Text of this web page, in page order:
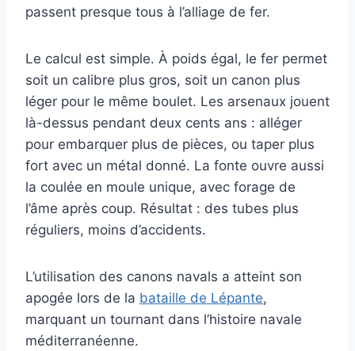
passent presque tous à l’alliage de fer.
Le calcul est simple. À poids égal, le fer permet
soit un calibre plus gros, soit un canon plus
léger pour le même boulet. Les arsenaux jouent
là-dessus pendant deux cents ans : alléger
pour embarquer plus de pièces, ou taper plus
fort avec un métal donné. La fonte ouvre aussi
la coulée en moule unique, avec forage de
l’âme après coup. Résultat : des tubes plus
réguliers, moins d’accidents.
L’utilisation des canons navals a atteint son
apogée lors de la bataille de Lépante,
marquant un tournant dans l’histoire navale
méditerranéenne.